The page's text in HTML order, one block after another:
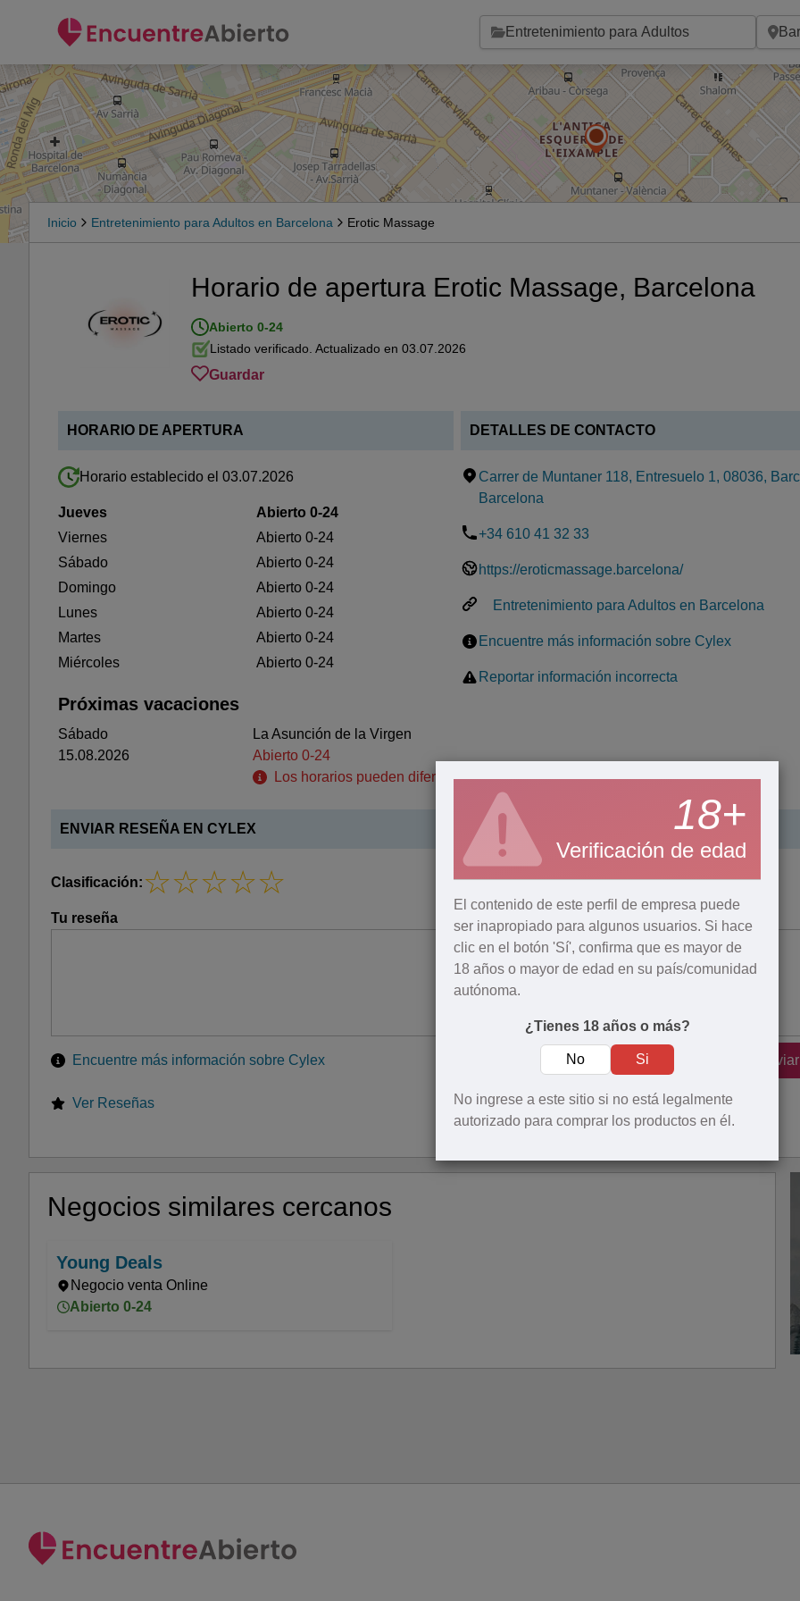
Inicio Entretenimiento para Adultos en Barcelona Erotic Massage
Horario de apertura Erotic Massage, Barcelona
Abierto 0-24
Listado verificado. Actualizado en 03.07.2026
Guardar
HORARIO DE APERTURA
Horario establecido el 03.07.2026
Jueves
Abierto 0-24
Viernes
Abierto 0-24
Sábado
Abierto 0-24
Domingo
Abierto 0-24
Lunes
Abierto 0-24
Martes
Abierto 0-24
Miércoles
Abierto 0-24
Próximas vacaciones
Sábado
La Asunción de la Virgen
15.08.2026
Abierto 0-24
Los horarios pueden diferir
DETALLES DE CONTACTO
Carrer de Muntaner 118, Entresuelo 1, 08036,
Barcelona
+34 610 41 32 33
https://eroticmassage.barcelona/
Entretenimiento para Adultos en Barcelona
Encuentre más información sobre Cylex
Reportar información incorrecta
ENVIAR RESEÑA EN CYLEX
Clasificación:
Tu reseña
Encuentre más información sobre Cylex
Ver Reseñas
Negocios similares cercanos
Young Deals
Negocio venta Online
Abierto 0-24
18+
Verificación de edad
El contenido de este perfil de empresa puede
ser inapropiado para algunos usuarios. Si hace
clic en el botón 'Sí', confirma que es mayor de
18 años o mayor de edad en su país/comunidad
autónoma.
¿Tienes 18 años o más?
No Si
No ingrese a este sitio si no está legalmente
autorizado para comprar los productos en él.